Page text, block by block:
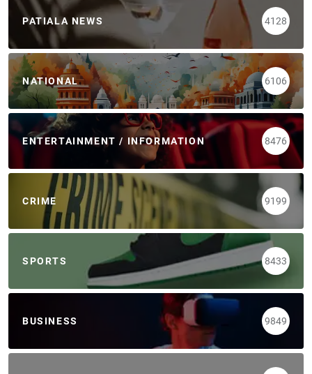
PATIALA NEWS 4128
NATIONAL 6106
ENTERTAINMENT / INFORMATION 8476
CRIME 9199
SPORTS 8433
BUSINESS 9849